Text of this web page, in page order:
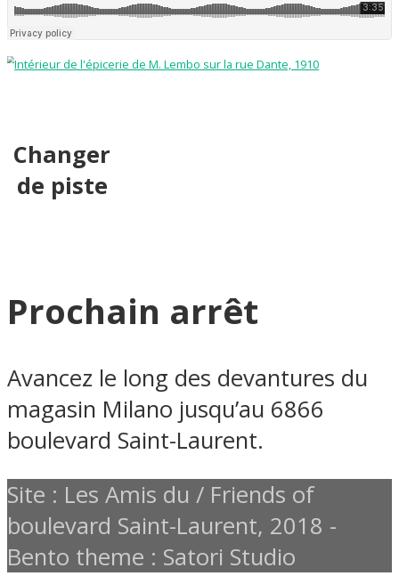
Changer
de piste
Prochain arrêt
Avancez le long des devantures du
magasin Milano jusqu’au 6866
boulevard Saint-Laurent.
Site : Les Amis du / Friends of
boulevard Saint-Laurent, 2018 -
Bento theme : Satori Studio